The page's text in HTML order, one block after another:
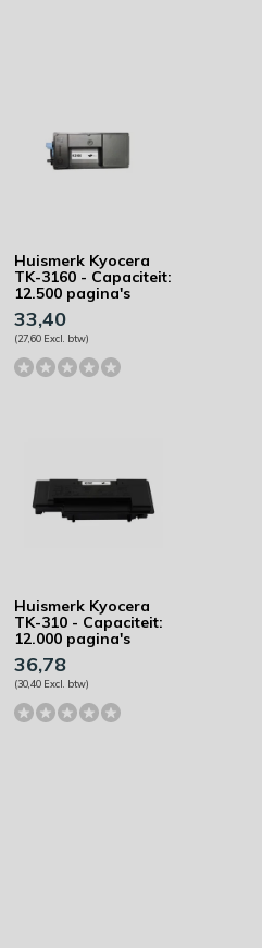
Huismerk Kyocera
TK-3160 - Capaciteit:
12.500 pagina's
33,40
(27,60 Excl. btw)
Huismerk Kyocera
TK-310 - Capaciteit:
12.000 pagina's
36,78
(30,40 Excl. btw)